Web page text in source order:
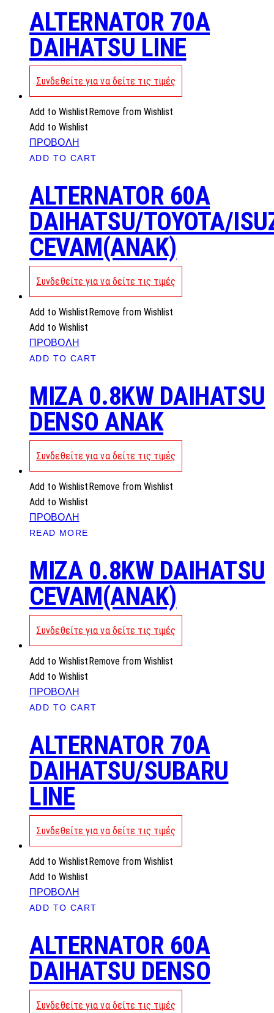
ALTERNATOR 70A
DAIHATSU LINE
Συνδεθείτε για να δείτε τις τιμές
Add to Wishlist Remove from Wishlist
Add to Wishlist
ΠΡΟΒΟΛΗ
ADD TO CART
ALTERNATOR 60A
DAIHATSU/TOYOTA/
CEVAM(ANAK)
Συνδεθείτε για να δείτε τις τιμές
Add to Wishlist Remove from Wishlist
Add to Wishlist
ΠΡΟΒΟΛΗ
ADD TO CART
MIZA 0.8KW DAIHATSU
DENSO ANAK
Συνδεθείτε για να δείτε τις τιμές
Add to Wishlist Remove from Wishlist
Add to Wishlist
ΠΡΟΒΟΛΗ
READ MORE
MIZA 0.8KW DAIHATSU
CEVAM(ANAK)
Συνδεθείτε για να δείτε τις τιμές
Add to WishlistRemove from Wishlist
Add to Wishlist
ΠΡΟΒΟΛΗ
ADD TO CART
ALTERNATOR 70A
DAIHATSU/SUBARU
LINE
Συνδεθείτε για να δείτε τις τιμές
Add to WishlistRemove from Wishlist
Add to Wishlist
ΠΡΟΒΟΛΗ
ADD TO CART
ALTERNATOR 60A
DAIHATSU DENSO
Συνδεθείτε για να δείτε τις τιμές